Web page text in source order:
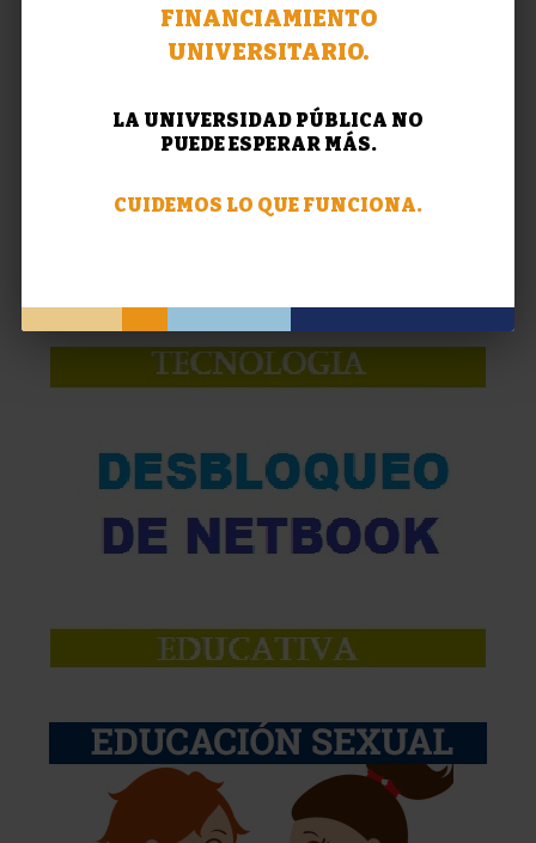
FINANCIAMIENTO
UNIVERSITARIO.
LA UNIVERSIDAD PÚBLICA NO
PUEDE ESPERAR MÁS.
CUIDEMOS LO QUE FUNCIONA.